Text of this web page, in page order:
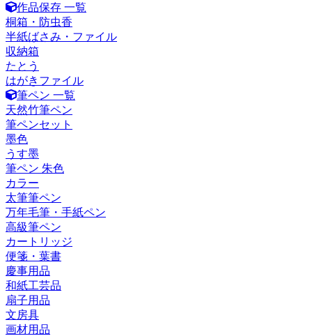
作品保存 一覧
桐箱・防虫香
半紙ばさみ・ファイル
収納箱
たとう
はがきファイル
筆ペン 一覧
天然竹筆ペン
筆ペンセット
墨色
うす墨
筆ペン 朱色
カラー
太筆筆ペン
万年毛筆・手紙ペン
高級筆ペン
カートリッジ
便箋・葉書
慶事用品
和紙工芸品
扇子用品
文房具
画材用品